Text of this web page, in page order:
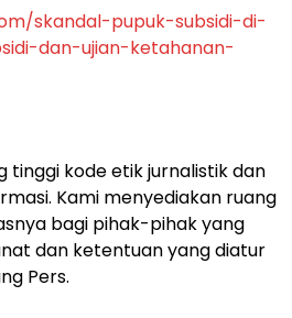
skandal-pupuk-subsidi-di-
dan-ujian-ketahanan-
tinggi kode etik jurnalistik dan
Kami menyediakan ruang
bagi pihak-pihak yang
dan ketentuan yang diatur
Pers.